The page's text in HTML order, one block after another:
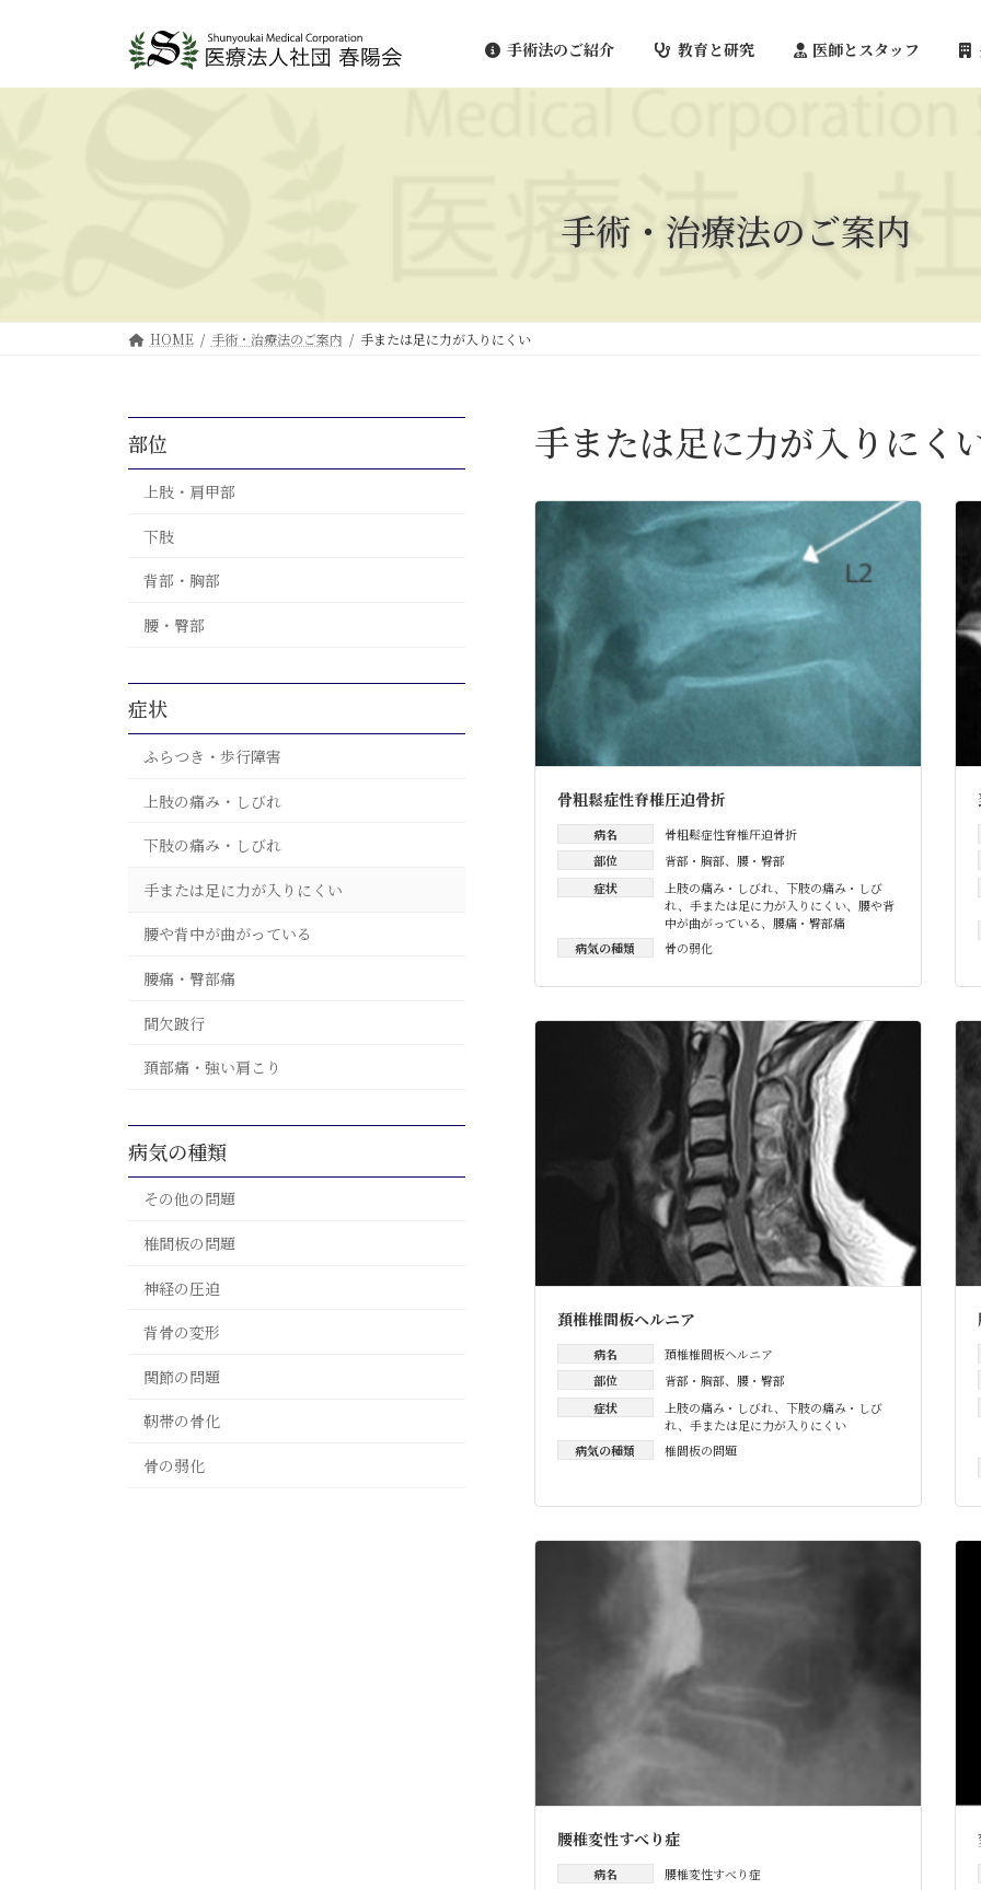
手術法のご紹介 教育と研究 医師とスタッフ
手術・治療法のご案内
HOME 手術・治療法のご案内 手または足に力が入りにくい
手または足に力が入りにく
骨粗鬆症性脊椎圧迫骨折
病名
骨粗鬆症性脊椎圧迫骨折
部位
背部・胸部、 腰・臀部
症状
上肢の痛み・しびれ、 下肢の痛み・しび
れ、 手または足に力が入りにくい、 腰や背
中が曲がっている、 腰痛・臀部痛
病気の種類
骨の弱化
頚椎椎間板ヘルニア
病名
頚椎椎間板ヘルニア
部位
背部・胸部、 腰・臀部
症状
上肢の痛み・しびれ、 下肢の痛み・しび
れ、 手または足に力が入りにくい
病気の種類
椎間板の問題
腰椎変性すべり症
病名
腰椎変性すべり症
部位
上肢・肩甲部
下肢
背部・胸部
腰・臀部
症状
ふらつき・歩行障害
上肢の痛み・しびれ
下肢の痛み・しびれ
手または足に力が入りにくい
腰や背中が曲がっている
腰痛・臀部痛
間欠跛行
頚部痛・強い肩こり
病気の種類
その他の問題
椎間板の問題
神経の圧迫
背骨の変形
関節の問題
靭帯の骨化
骨の弱化